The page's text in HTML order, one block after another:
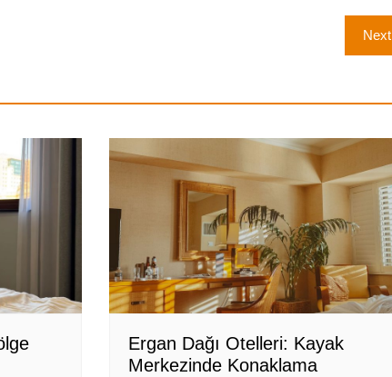
Next
Ergan Dağı Otelleri: Kayak
Merkezinde Konaklama